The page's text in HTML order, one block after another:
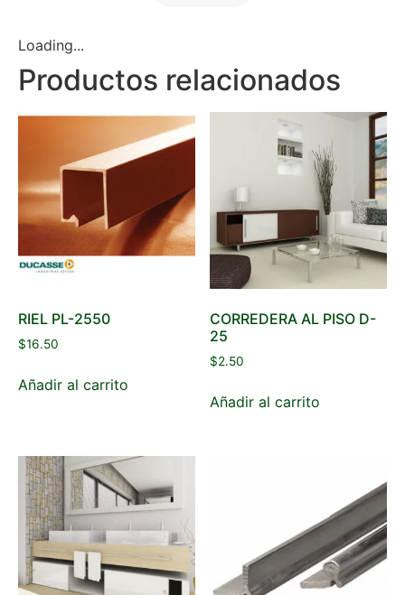
Loading...
Productos relacionados
RIEL PL-2550
$16.50
Añadir al carrito
CORREDERA AL PISO D-
25
$2.50
Añadir al carrito